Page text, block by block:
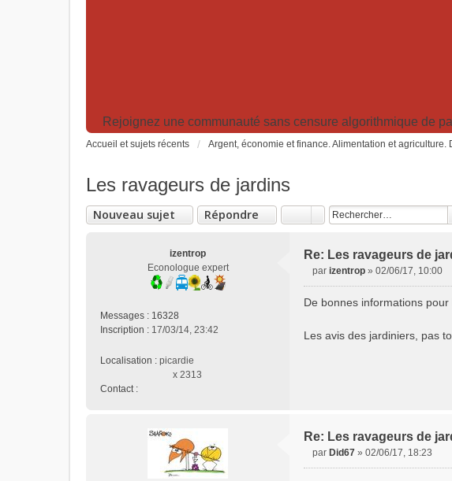
Rejoignez une communauté sans censure algorithmique de
Accueil et sujets récents Argent, économie et finance. Alimentation et
Les ravageurs de jardins
Nouveau sujet Répondre
izentrop
Econologue expert
Messages : 16328
Inscription : 17/03/14, 23:42
Localisation : picardie
x 2313
Contact :
n
Re: Les ravageurs de
s
a
u
par izentrop » 02/06/17, 10:00
De bonnes informations
Les avis des jardiniers, pas
Re: Les ravageurs de
par Did67 » 02/06/17, 18:23